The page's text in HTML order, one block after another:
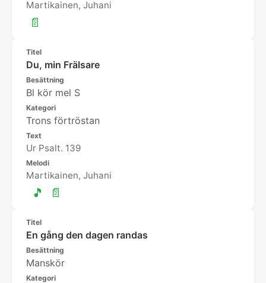
Martikainen, Juhani
📄
Titel
Du, min Frälsare
Besättning
Bl kör mel S
Kategori
Trons förtröstan
Text
Ur Psalt. 139
Melodi
Martikainen, Juhani
🎵 📄
Titel
En gång den dagen randas
Besättning
Manskör
Kategori